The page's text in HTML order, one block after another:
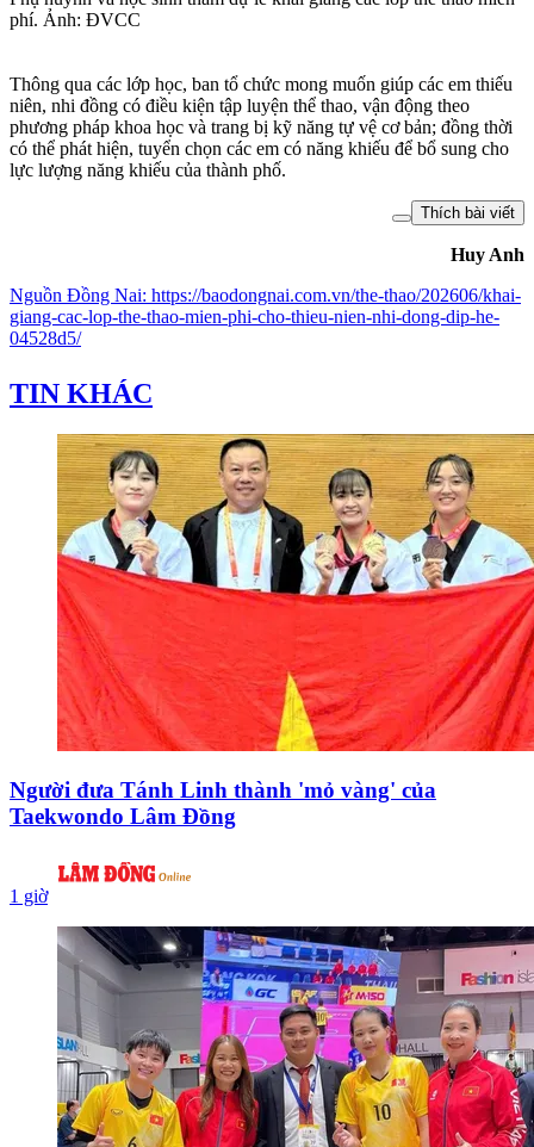
phí. Ảnh: ĐVCC
Thông qua các lớp học, ban tổ chức mong muốn giúp các em thiếu
niên, nhi đồng có điều kiện tập luyện thể thao, vận động theo
phương pháp khoa học và trang bị kỹ năng tự vệ cơ bản; đồng thời
có thể phát hiện, tuyển chọn các em có năng khiếu để bổ sung cho
lực lượng năng khiếu của thành phố.
Thích bài viết
Huy Anh
Nguồn Đồng Nai: https://baodongnai.com.vn/the-thao/202606/khai-
giang-cac-lop-the-thao-mien-phi-cho-thieu-nien-nhi-dong-dip-he-
04528d5/
TIN KHÁC
Người đưa Tánh Linh thành 'mỏ vàng' của
Taekwondo Lâm Đồng
1 giờ